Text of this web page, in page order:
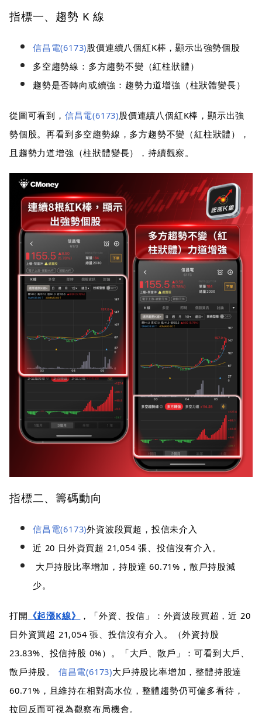
指標一、趨勢 K 線
信昌電(6173)股價連續八個紅K棒，顯示出強勢個股
多空趨勢線：多方趨勢不變（紅柱狀體）
趨勢是否轉向或續強：趨勢力道增強（柱狀體變長）
從圖可看到， 信昌電(6173)股價連續八個紅K棒，顯示出強
勢個股。再看到多空趨勢線，多方趨勢不變（紅柱狀體），
且趨勢力道增強（柱狀體變長），持續觀察。
指標二、籌碼動向
信昌電(6173)外資波段買超，投信未介入
近 20 日外資買超 21,054 張、投信沒有介入。
大戶持股比率增加，持股達 60.71%，散戶持股減
少。
打開 《起漲K線》
，「外資、投信」：外資波段買超，近 20
日外資買超 21,054 張、投信沒有介入。（外資持股
23.83%、投信持股 0%）。「大戶、散戶」：可看到大戶、
散戶持股。 信昌電(6173)大戶持股比率增加，整體持股達
60.71%，且維持在相對高水位，整體趨勢仍可偏多看待，
拉回反而可視為觀察布局機會。